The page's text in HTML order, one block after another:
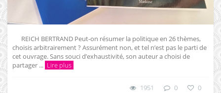
REICH BERTRAND Peut-on résumer la politique en 26 thèmes,
choisis arbitrairement ? Assurément non, et tel n’est pas le parti de
cet ouvrage. Sans souci d’exhaustivité, son auteur a choisi de
partager ... Lire plus
1951 0 0